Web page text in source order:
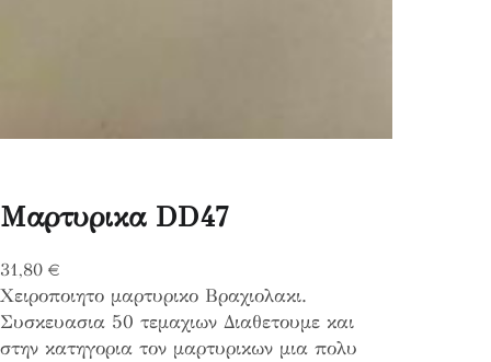
Μαρτυρικα DD47
31,80 €
Χειροποιητο μαρτυρικο Βραχιολακι.
Συσκευασια 50 τεμαχιων Διαθετουμε και
στην κατηγορια τον μαρτυρικων μια πολυ